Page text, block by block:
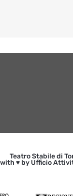
Teatro Stabile di
with ♥ by Ufficio